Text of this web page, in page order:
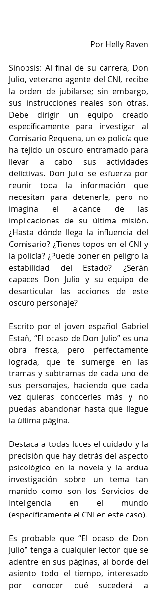
Por Helly Raven
Sinopsis: Al final de su carrera, Don
Julio, veterano agente del CNI, recibe
la orden de jubilarse; sin embargo,
sus instrucciones reales son otras.
Debe dirigir un equipo creado
específicamente para investigar al
Comisario Requena, un ex policía que
ha tejido un oscuro entramado para
llevar a cabo sus actividades
delictivas. Don Julio se esfuerza por
reunir toda la información que
necesitan para detenerle, pero no
imagina el alcance de las
implicaciones de su última misión.
¿Hasta dónde llega la influencia del
Comisario? ¿Tienes topos en el CNI y
la policía? ¿Puede poner en peligro la
estabilidad del Estado? ¿Serán
capaces Don Julio y su equipo de
desarticular las acciones de este
oscuro personaje?
Escrito por el joven español Gabriel
Estañ, “El ocaso de Don Julio” es una
obra fresca, pero perfectamente
lograda, que te sumerge en las
tramas y subtramas de cada uno de
sus personajes, haciendo que cada
vez quieras conocerles más y no
puedas abandonar hasta que llegue
la última página.
Destaca a todas luces el cuidado y la
precisión que hay detrás del aspecto
psicológico en la novela y la ardua
investigación sobre un tema tan
manido como son los Servicios de
Inteligencia en el mundo
(específicamente el CNI en este caso).
Es probable que “El ocaso de Don
Julio” tenga a cualquier lector que se
adentre en sus páginas, al borde del
asiento todo el tiempo, interesado
por conocer qué sucederá a